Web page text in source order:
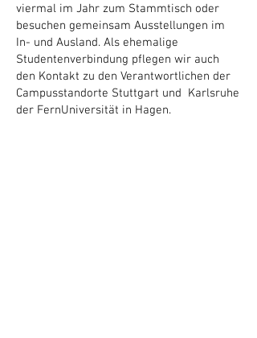
viermal im Jahr zum Stammtisch oder
besuchen gemeinsam Ausstellungen im
In- und Ausland. Als ehemalige
Studentenverbindung pflegen wir auch
den Kontakt zu den Verantwortlichen der
Campusstandorte Stuttgart und Karlsruhe
der FernUniversität in Hagen.